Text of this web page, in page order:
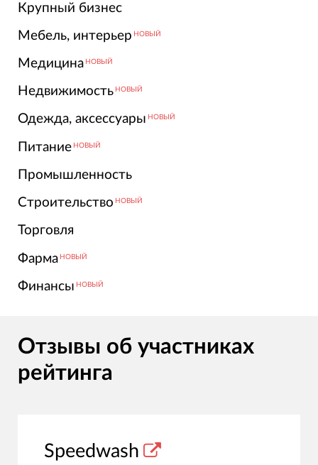
Крупный бизнес
Мебель, интерьер НОВЫЙ
Медицина НОВЫЙ
Недвижимость НОВЫЙ
Одежда, аксессуары НОВЫЙ
Питание НОВЫЙ
Промышленность
Строительство НОВЫЙ
Торговля
Фарма НОВЫЙ
Финансы НОВЫЙ
Отзывы об участниках
рейтинга
Speedwash